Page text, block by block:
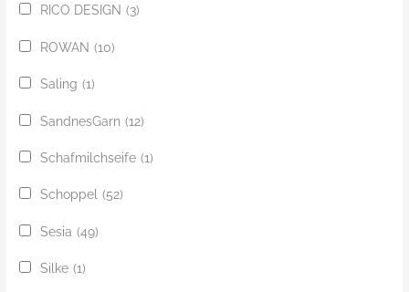
RICO DESIGN (3)
ROWAN (10)
Saling (1)
SandnesGarn (12)
Schafmilchseife (1)
Schoppel (52)
Sesia (49)
Silke (1)